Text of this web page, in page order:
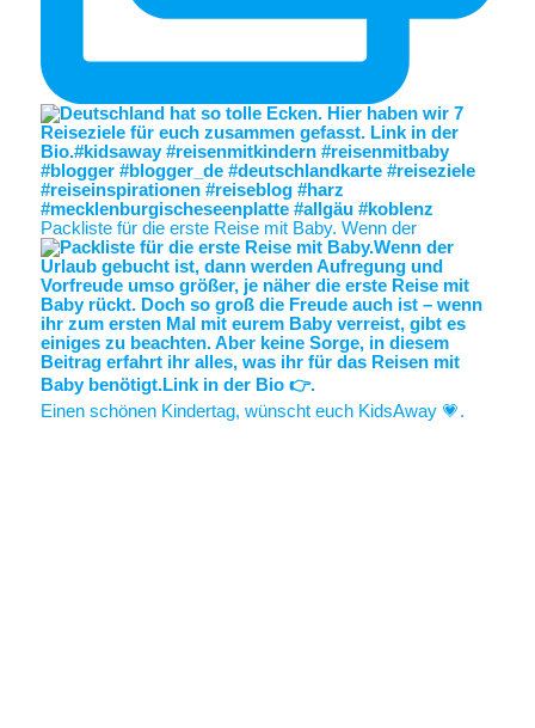
Packliste für die erste Reise mit Baby. Wenn der
Einen schönen Kindertag, wünscht euch KidsAway 💗.